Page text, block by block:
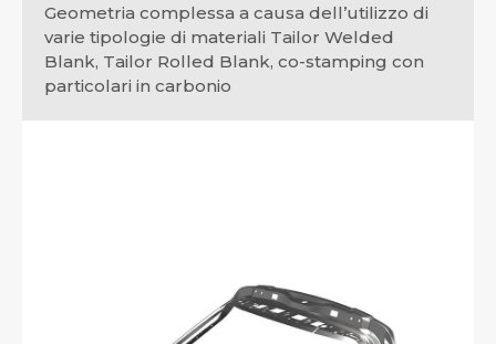
Geometria complessa a causa dell’utilizzo di
varie tipologie di materiali Tailor Welded
Blank, Tailor Rolled Blank, co-stamping con
particolari in carbonio